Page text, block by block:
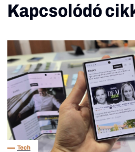
Kapcsolódó
Tech